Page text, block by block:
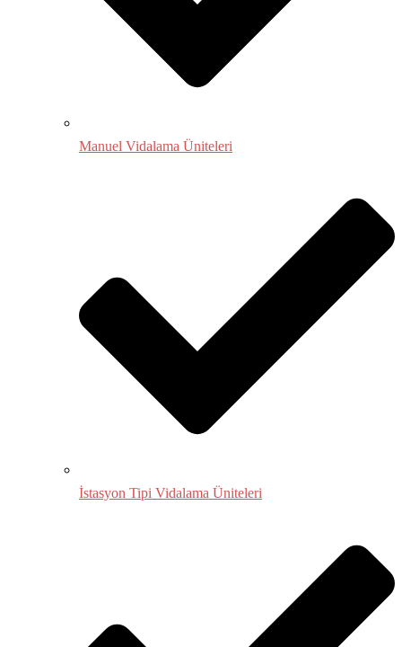
Manuel Vidalama Üniteleri
İstasyon Tipi Vidalama Üniteleri